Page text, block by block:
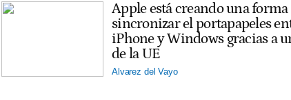
Apple está creando una forma
sincronizar el portapapeles
iPhone y Windows gracias a
de la UE
Alvarez del Vayo